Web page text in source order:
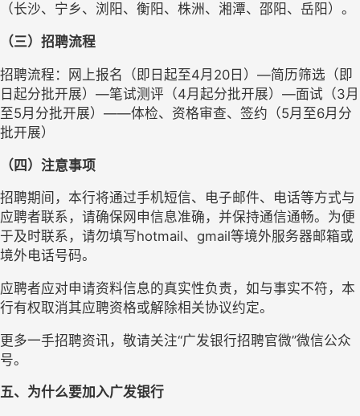
（长沙、宁乡、浏阳、衡阳、株洲、湘潭、邵阳、岳阳）。
（三）招聘流程
招聘流程：网上报名（即日起至4月20日）—简历筛选（即
日起分批开展）—笔试测评（4月起分批开展）—面试（3月
至5月分批开展）——体检、资格审查、签约（5月至6月分
批开展）
（四）注意事项
招聘期间，本行将通过手机短信、电子邮件、电话等方式与
应聘者联系，请确保网申信息准确，并保持通信通畅。为便
于及时联系，请勿填写hotmail、gmail等境外服务器邮箱或
境外电话号码。
应聘者应对申请资料信息的真实性负责，如与事实不符，本
行有权取消其应聘资格或解除相关协议约定。
更多一手招聘资讯，敬请关注“广发银行招聘官微”微信公众
号。
五、为什么要加入广发银行